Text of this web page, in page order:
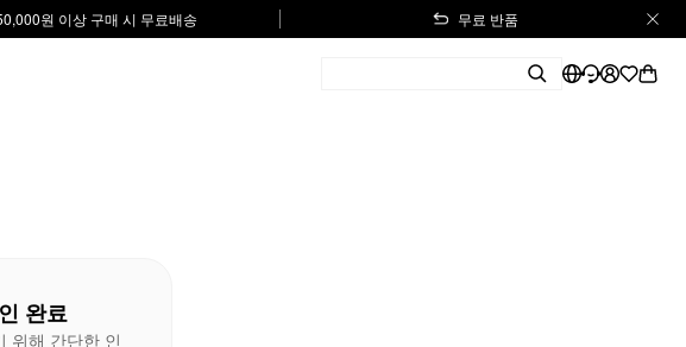
원 이상 구매 시 무료배송 무료 반품
완료
위해 간단한 인